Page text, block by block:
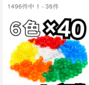
1496件中 1 - 36件